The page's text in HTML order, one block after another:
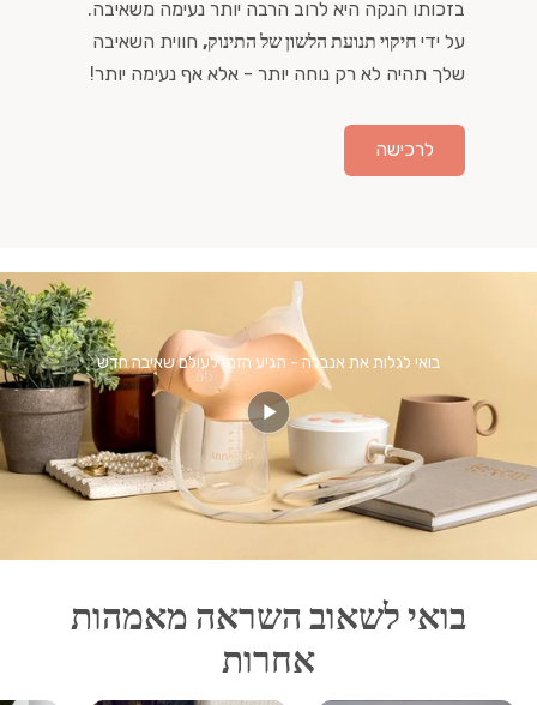
בזכותו הנקה היא לרוב הרבה יותר נעימה משאיבה.
על ידי חיקוי תנועת הלשון של התינוק, חווית השאיבה
שלך תהיה לא רק נוחה יותר - אלא אף נעימה יותר!
לרכישה
בואי לגלות את אנבלה - הגיע הזמן לעולם שאיבה חדש
בואי לשאוב השראה מאמהות
אחרות